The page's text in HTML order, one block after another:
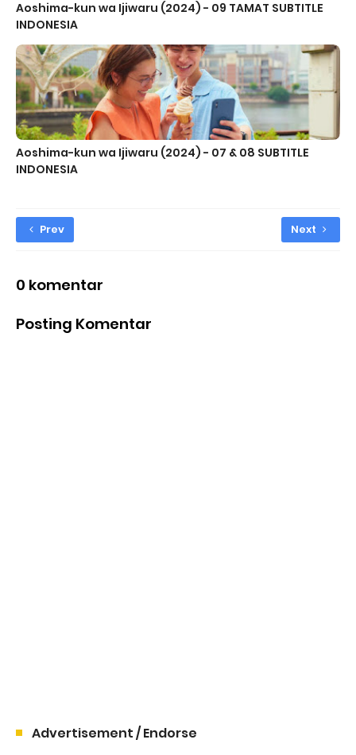
Aoshima-kun wa Ijiwaru (2024) - 09 TAMAT SUBTITLE
INDONESIA
Aoshima-kun wa Ijiwaru (2024) - 07 & 08 SUBTITLE
INDONESIA
Prev Next
0 komentar
Posting Komentar
Advertisement / Endorse